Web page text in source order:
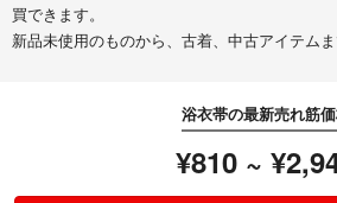
買できます。
新品未使用のものから、古着、中古アイテムま
浴衣帯の最新売れ筋
¥810 ~